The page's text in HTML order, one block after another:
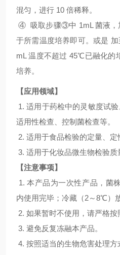
混匀，进行 10 倍稀释。
④ 吸取步骤③中 1mL 菌液，
于所需温度培养即可。或是
mL 温度不超过 45℃已融化的
培养。
【应用领域】
1. 适用于药检中的灵敏度试
适用性检查、控制菌检查等。
2. 适用于食品检验的定量、定
3. 适用于化妆品微生物检验质
【注意事项】
1. 本产品为一次性产品，菌
内使用完毕；冷藏（2～8℃）
2. 如果暂时不使用，请严格按
3. 避免反复冻融本产品。
4. 按照适当的生物危害处理方